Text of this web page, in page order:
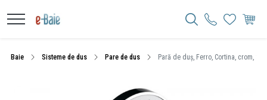
Baie Sisteme de dus Pare de dus Pară de duș, Ferro, Cortina, crom,